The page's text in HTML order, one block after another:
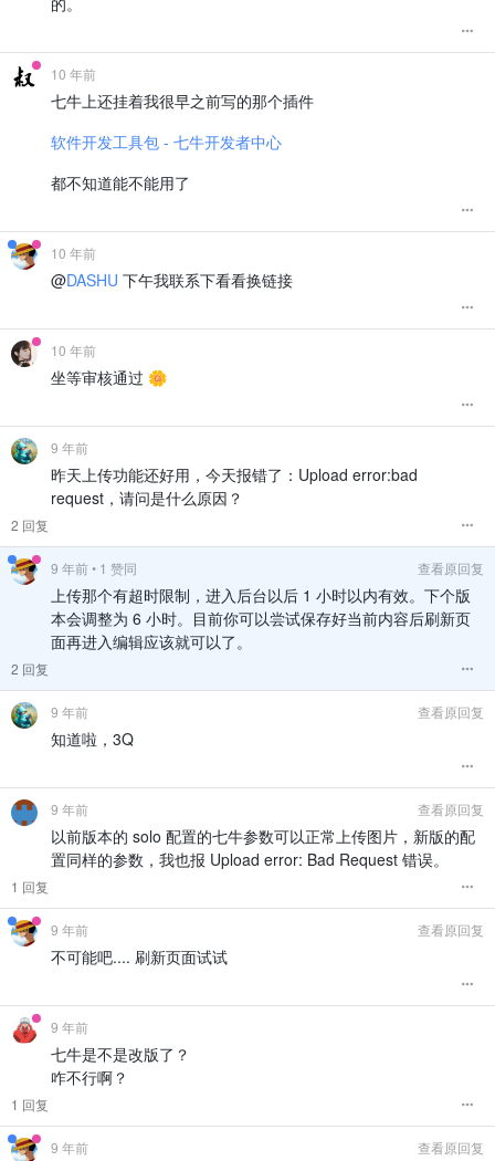
10 年前
七牛上还挂着我很早之前写的那个插件
软件开发工具包 - 七牛开发者中心
都不知道能不能用了
10 年前
@DASHU 下午我联系下看看换链接
10 年前
坐等审核通过 🌼
9 年前
昨天上传功能还好用，今天报错了：Upload error:bad
request，请问是什么原因？
2 回复
9 年前• 1 赞同 查看原回复
上传那个有超时限制，进入后台以后 1 小时以内有效。下个版
本会调整为 6 小时。目前你可以尝试保存好当前内容后刷新页
面再进入编辑应该就可以了。
2 回复
9 年前 查看原回复
知道啦，3Q
9 年前 查看原回复
以前版本的 solo 配置的七牛参数可以正常上传图片，新版的配
置同样的参数，我也报 Upload error: Bad Request 错误。
1 回复
9 年前 查看原回复
不可能吧.... 刷新页面试试
9 年前
七牛是不是改版了？
咋不行啊？
1 回复
9 年前 查看原回复